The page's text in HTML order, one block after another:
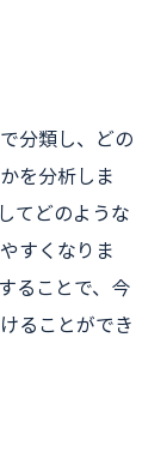
分類し、どの
を分析しま
てどのような
すくなりま
ることで、今
ることができ